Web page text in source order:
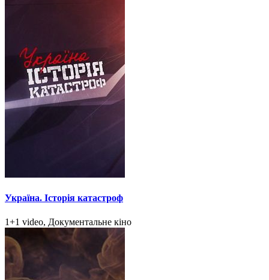
Україна. Історія катастроф
1+1 video, Документальне кіно